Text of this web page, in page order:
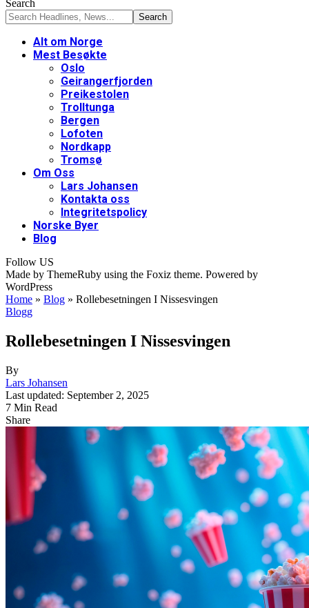
Search
Alt om Norge
Mest Besøkte
Oslo
Geirangerfjorden
Preikestolen
Trolltunga
Bergen
Lofoten
Nordkapp
Tromsø
Om Oss
Lars Johansen
Kontakta oss
Integritetspolicy
Norske Byer
Blog
Follow US
Made by ThemeRuby using the Foxiz theme. Powered by
WordPress
Home » Blog » Rollebesetningen I Nissesvingen
Blogg
Rollebesetningen I Nissesvingen
By
Lars Johansen
Last updated: September 2, 2025
7 Min Read
Share